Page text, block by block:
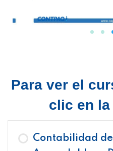
Para ver el
clic en
Contabilidad